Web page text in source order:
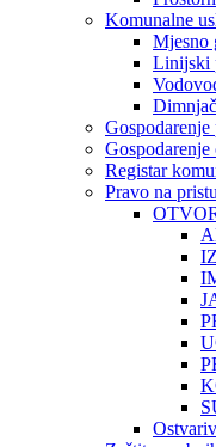
Komunalne
Mjesno
Linijski
Gospodarenje
Registar
Pravo na